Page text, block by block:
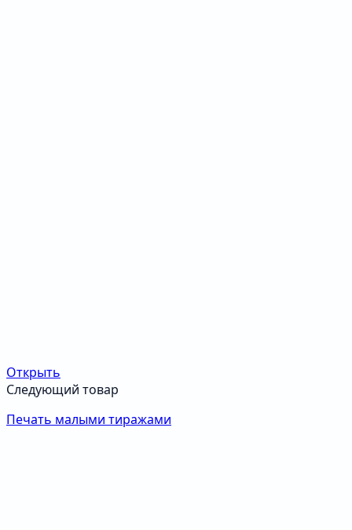
Открыть
Следующий товар
Печать малыми тиражами